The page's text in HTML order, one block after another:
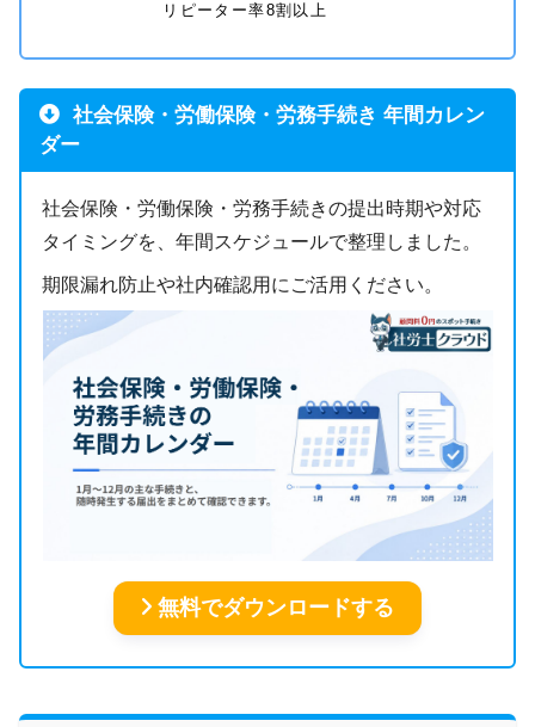
リピーター率8割以上
社会保険・労働保険・労務手続き 年間カレン
ダー
社会保険・労働保険・労務手続きの提出時期や対応
タイミングを、年間スケジュールで整理しました。
期限漏れ防止や社内確認用にご活用ください。
無料でダウンロードする